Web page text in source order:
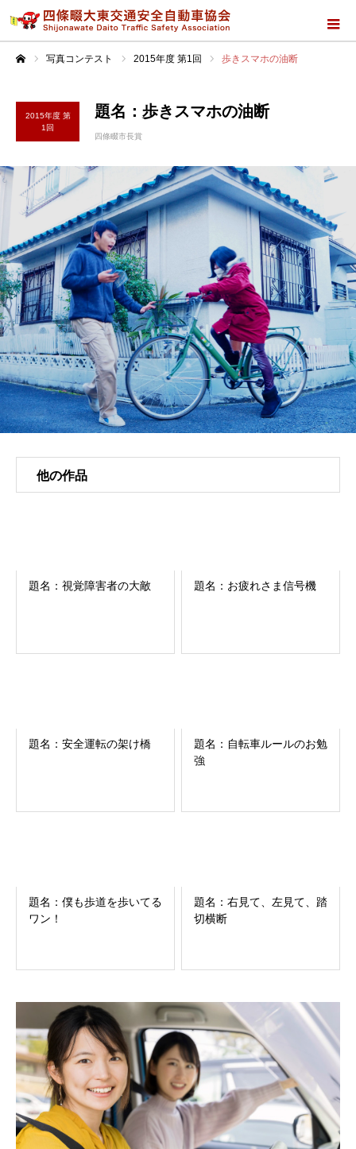
写真コンテスト 2015年度 第1回 歩きスマホの油断
2015年度 第
1回
題名：歩きスマホの油断
四條畷市長賞
他の作品
題名：視覚障害者の大敵 題名：お疲れさま信号機
題名：安全運転の架け橋
題名：自転車ルールのお勉
強
題名：僕も歩道を歩いてる
ワン！
題名：右見て、左見て、踏
切横断